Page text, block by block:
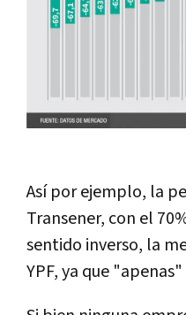
Así por ejemplo, la
Transener, con el
sentido inverso, la
YPF, ya que